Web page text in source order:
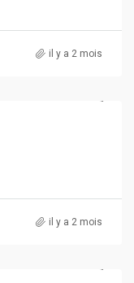
il y a 2 mois
il y a 2 mois